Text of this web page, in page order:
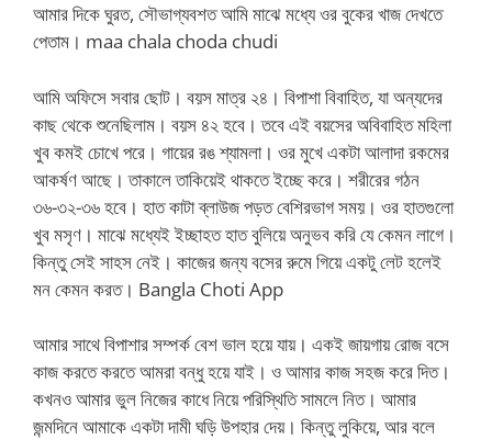
আমার দিকে ঘুরত, সৌভাগ্যবশত আমি মাঝে মধ্যে ওর বুকের খাজ দেখতে
পেতাম। maa chala choda chudi
আমি অফিসে সবার ছোট। বয়স মাত্র ২৪। বিপাশা বিবাহিত, যা অন্যদের
কাছ থেকে শুনেছিলাম। বয়স ৪২ হবে। তবে এই বয়সের অবিবাহিত মহিলা
খুব কমই চোখে পরে। গায়ের রঙ শ্যামলা। ওর মুখে একটা আলাদা রকমের
আকর্ষণ আছে। তাকালে তাকিয়েই থাকতে ইচ্ছে করে। শরীরের গঠন
৩৬-৩২-৩৬ হবে। হাত কাটা ব্লাউজ পড়ত বেশিরভাগ সময়। ওর হাতগুলো
খুব মসৃণ। মাঝে মধ্যেই ইচ্ছাহত হাত বুলিয়ে অনুভব করি যে কেমন লাগে।
কিন্তু সেই সাহস নেই। কাজের জন্য বসের রুমে গিয়ে একটু লেট হলেই
মন কেমন করত। Bangla Choti App
আমার সাথে বিপাশার সম্পর্ক বেশ ভাল হয়ে যায়। একই জায়গায় রোজ বসে
কাজ করতে করতে আমরা বন্ধু হয়ে যাই। ও আমার কাজ সহজ করে দিত।
কখনও আমার ভুল নিজের কাধে নিয়ে পরিস্থিতি সামলে নিত। আমার
জন্মদিনে আমাকে একটা দামী ঘড়ি উপহার দেয়। কিন্তু লুকিয়ে, আর বলে